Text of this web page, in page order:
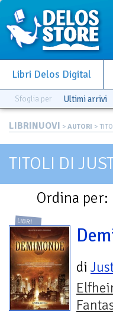
Libri Delos Digital
Sfoglia per Ultimi arrivi
LIBRINUOVI > AUTORI >
TITOLI DI
Ordina per:
LIBRI
di